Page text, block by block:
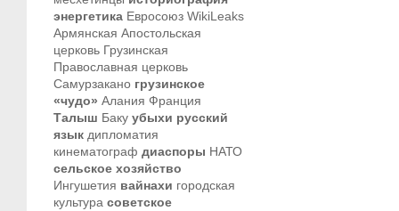
энергетика Евросоюз WikiLeaks
Армянская Апостольская
церковь Грузинская
Православная церковь
Самурзакано грузинское
«чудо» Алания Франция
Талыш Баку убыхи русский
язык дипломатия
кинематограф диаспоры НАТО
сельское хозяйство
Ингушетия вайнахи городская
культура советское